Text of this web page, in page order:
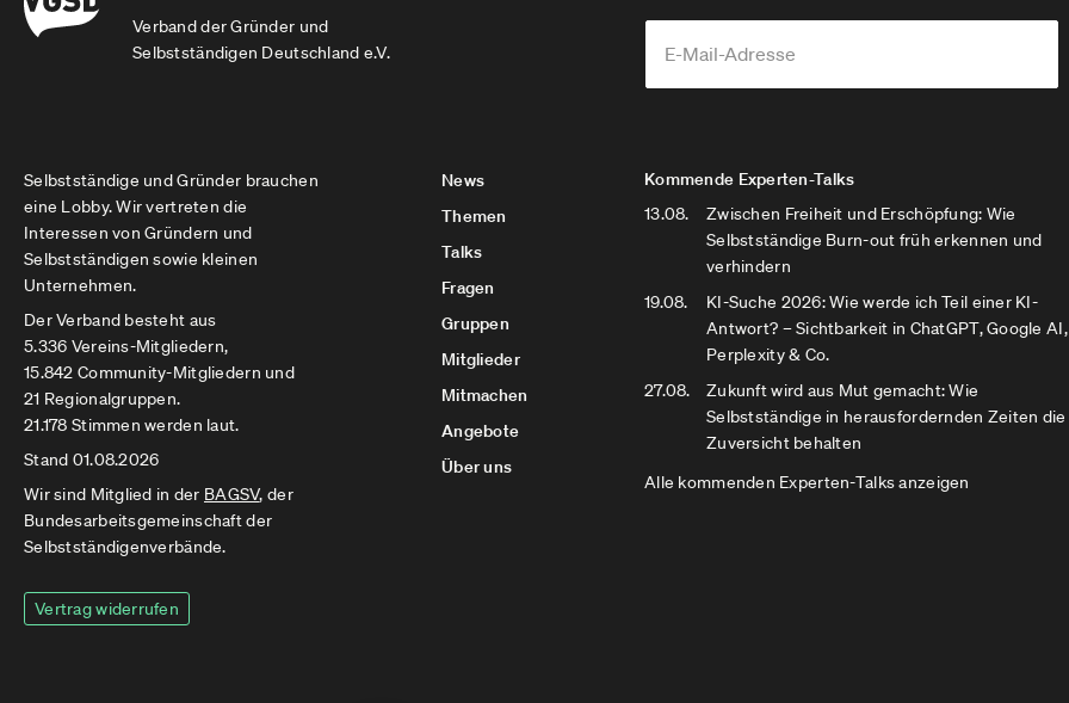
Verband der Gründer und
Selbstständigen Deutschland e.V.
Selbstständige und Gründer brauchen
eine Lobby. Wir vertreten die
Interessen von Gründern und
Selbstständigen sowie kleinen
Unternehmen.
Der Verband besteht aus
5.336 Vereins-Mitgliedern,
15.842 Community-Mitgliedern und
21 Regionalgruppen.
21.178 Stimmen werden laut.
Stand 01.08.2026
Wir sind Mitglied in der BAGSV, der
Bundesarbeitsgemeinschaft der
Selbstständigenverbände.
Vertrag widerrufen
News
Themen
Talks
Fragen
Gruppen
Mitglieder
Mitmachen
Angebote
Über uns
Kommende Experten-Talks
13.08.
Zwischen Freiheit und Erschöpfung: Wie
Selbstständige Burn-out früh erkennen und
verhindern
19.08.
KI-Suche 2026: Wie werde ich Teil einer KI-
Antwort? – Sichtbarkeit in ChatGPT, Google AI,
Perplexity & Co.
27.08.
Zukunft wird aus Mut gemacht: Wie
Selbstständige in herausfordernden Zeiten die
Zuversicht behalten
Alle kommenden Experten-Talks anzeigen